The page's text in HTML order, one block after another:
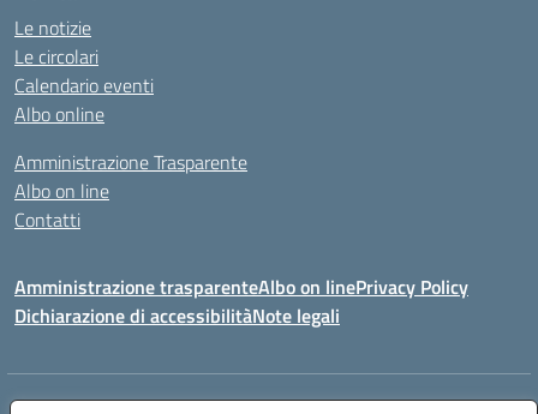
Le notizie
Le circolari
Calendario eventi
Albo online
Amministrazione Trasparente
Albo on line
Contatti
Amministrazione trasparenteAlbo on linePrivacy Policy
Dichiarazione di accessibilitàNote legali